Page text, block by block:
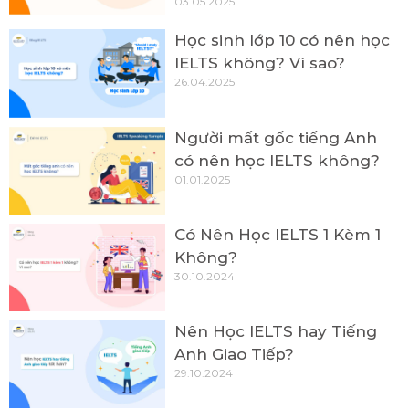
Học sinh lớp 10 có nên học
IELTS không? Vì sao?
26.04.2025
Người mất gốc tiếng Anh
có nên học IELTS không?
01.01.2025
Có Nên Học IELTS 1 Kèm 1
Không?
30.10.2024
Nên Học IELTS hay Tiếng
Anh Giao Tiếp?
29.10.2024